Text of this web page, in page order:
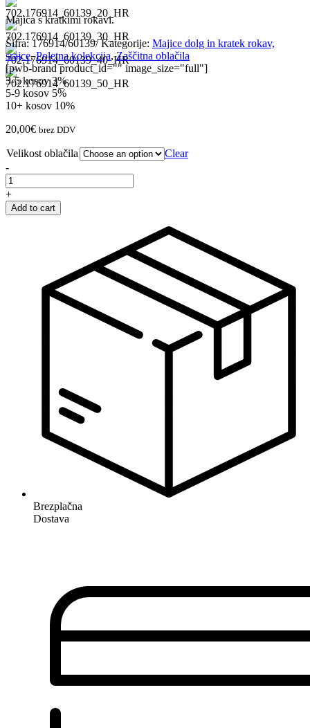
Majica s kratkimi rokavi.
Šifra:176914/60139/Kategorije: Majice dolg in kratek rokav,
srajce,Poletna kolekcija,Zaščitna oblačila
[pwb-brand product_id="" image_size="full"]
3-5 kosov 3%
5-9 kosov 5%
10+ kosov 10%
20,00€ brez DDV
Velikost oblačila
Clear
-
Majica
kratek
rokav
GRAPHIC
+
Add to cart
Brezplačna
Dostava